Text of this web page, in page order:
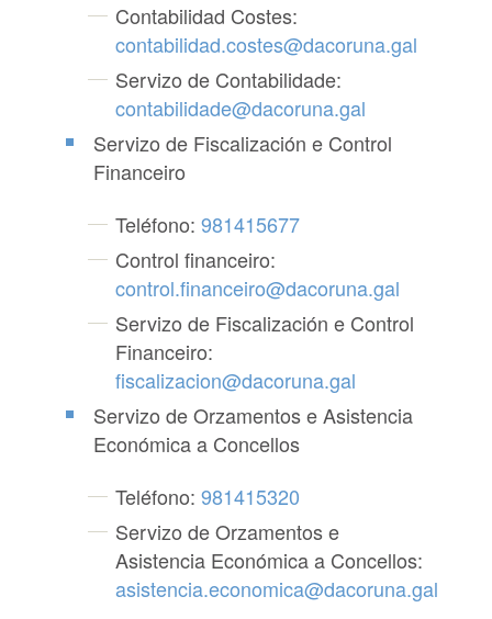
Contabilidad Costes:
contabilidad.costes@dacoruna.gal
Servizo de Contabilidade:
contabilidade@dacoruna.gal
Servizo de Fiscalización e Control
Financeiro
Teléfono: 981415677
Control financeiro:
control.financeiro@dacoruna.gal
Servizo de Fiscalización e Control
Financeiro:
fiscalizacion@dacoruna.gal
Servizo de Orzamentos e Asistencia
Económica a Concellos
Teléfono: 981415320
Servizo de Orzamentos e
Asistencia Económica a Concellos:
asistencia.economica@dacoruna.gal